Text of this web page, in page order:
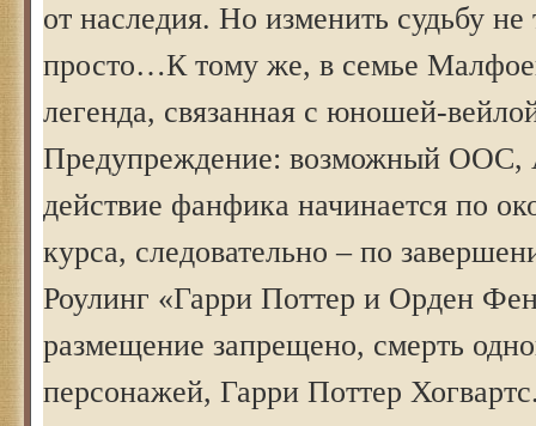
от наследия. Но изменить судьбу не
просто…К тому же, в семье
легенда, связанная с юношей-
Предупреждение: возможный ООС,
действие фанфика начинается по
курса, следовательно – по
Роулинг «Гарри Поттер и Орден
размещение запрещено, смерть
персонажей, Гарри Поттер